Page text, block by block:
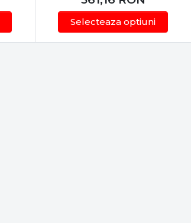
Selecteaza optiuni